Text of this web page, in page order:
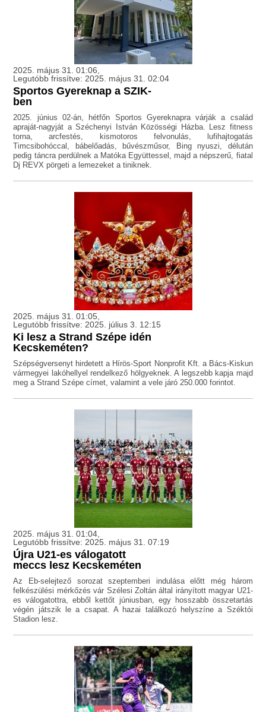
2025. május 31. 01:06,
Legutóbb frissítve: 2025. május 31. 02:04
Sportos Gyereknap a SZIK-
ben
2025. június 02-án, hétfőn Sportos Gyereknapra várják a család
apraját-nagyját a Széchenyi István Közösségi Házba. Lesz fitness
torna, arcfestés, kismotoros felvonulás, lufihajtogatás
Timcsibohóccal, bábelőadás, bűvészműsor, Bing nyuszi, délután
pedig táncra perdülnek a Matóka Együttessel, majd a népszerű, fiatal
Dj REVX pörgeti a lemezeket a tiniknek.
2025. május 31. 01:05,
Legutóbb frissítve: 2025. július 3. 12:15
Ki lesz a Strand Szépe idén
Kecskeméten?
Szépségversenyt hirdetett a Hírös-Sport Nonprofit Kft. a Bács-Kiskun
vármegyei lakóhellyel rendelkező hölgyeknek. A legszebb kapja majd
meg a Strand Szépe címet, valamint a vele járó 250.000 forintot.
2025. május 31. 01:04,
Legutóbb frissítve: 2025. május 31. 07:19
Újra U21-es válogatott
meccs lesz Kecskeméten
Az Eb-selejtező sorozat szeptemberi indulása előtt még három
felkészülési mérkőzés vár Szélesi Zoltán által irányított magyar U21-
es válogatottra, ebből kettőt júniusban, egy hosszabb összetartás
végén játszik le a csapat. A hazai találkozó helyszíne a Széktói
Stadion lesz.